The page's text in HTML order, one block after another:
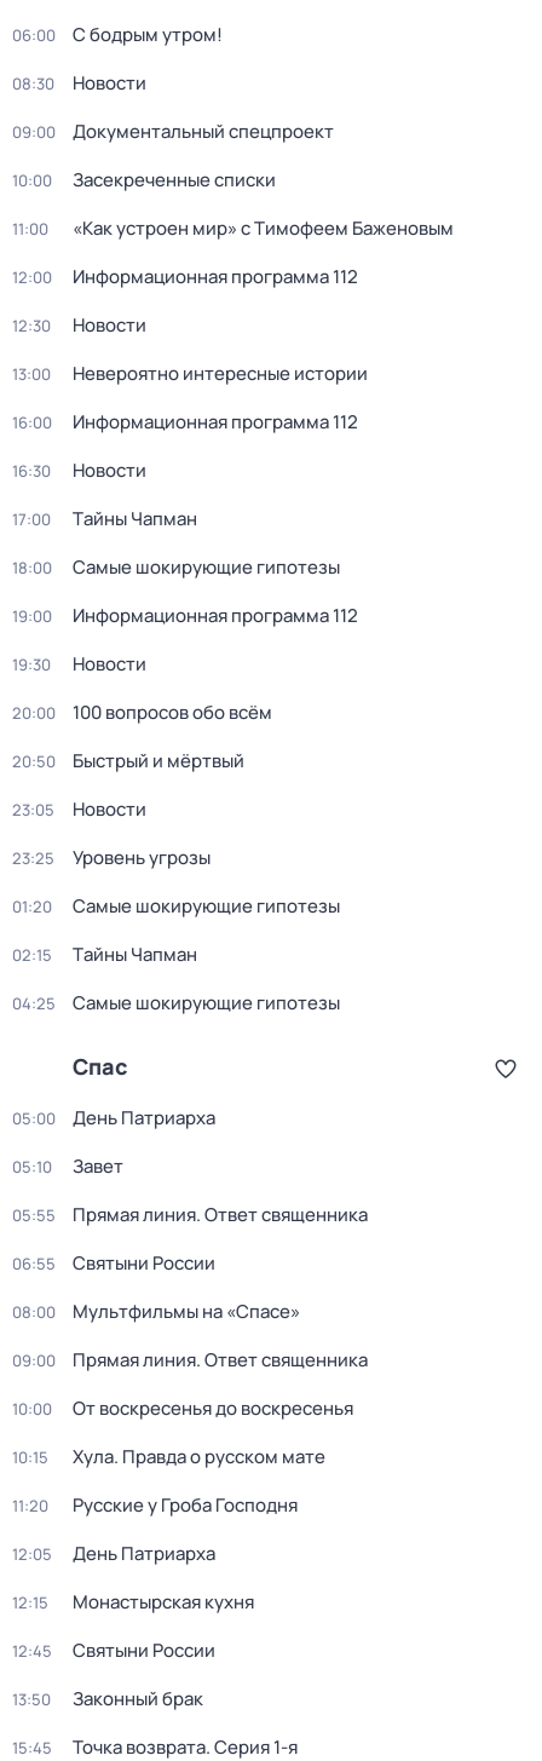
06:00 С бодрым утром!
08:30 Новости
09:00 Документальный спецпроект
10:00 Заcекрeчeнныe списки
11:00 «Как устроен мир» с Тимофеем Баженовым
12:00 Информационная программа 112
12:30 Новости
13:00 Невероятно интересные истории
16:00 Информационная программа 112
16:30 Новости
17:00 Тaйны Чапман
18:00 Самые шoкиpующие гипотезы
19:00 Информационная программа 112
19:30 Новости
20:00 100 вопросов обо всём
20:50 Быстpый и мёpтвый
23:05 Новости
23:25 Уровень угрозы
01:20 Самые шoкиpующие гипотезы
02:15 Тaйны Чапман
04:25 Самые шoкиpующие гипотезы
Спас
05:00 День Патриарха
05:10 Зaвeт
05:55 Прямая линия. Ответ священника
06:55 Святыни России
08:00 Мультфильмы на «Спасе»
09:00 Прямая линия. Ответ священника
10:00 От воскресенья до воскресенья
10:15 Хула. Правда о русском мате
11:20 Русские у Гроба Господня
12:05 День Патриарха
12:15 Монастырская кухня
12:45 Святыни России
13:50 Законный брак
15:45 Точка возврата. Серия 1-я